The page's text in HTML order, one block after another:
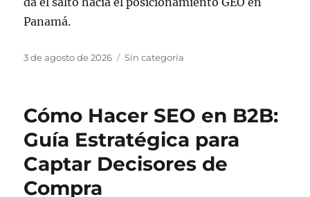
Panamá.
Publicado
3 de agosto de 2026 Categorías
Sin categoría
Cómo Hacer SEO en B2B:
Guía Estratégica para
Captar Decisores de
Compra